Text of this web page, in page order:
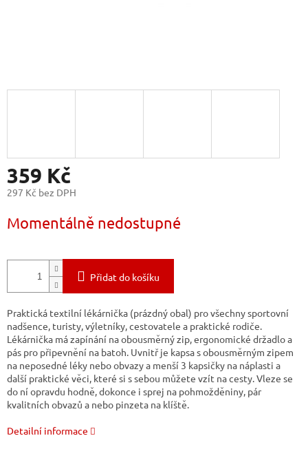
359 Kč
297 Kč bez DPH
cena:
Momentálně nedostupné
Přidat do košíku
Praktická textilní lékárnička (prázdný obal) pro všechny sportovní
nadšence, turisty, výletníky, cestovatele a praktické rodiče.
Lékárnička má zapínání na obousměrný zip, ergonomické držadlo a
pás pro připevnění na batoh. Uvnitř je kapsa s obousměrným zipem
na neposedné léky nebo obvazy a menší 3 kapsičky na náplasti a
další praktické věci, které si s sebou můžete vzít na cesty. Vleze se
do ní opravdu hodně, dokonce i sprej na pohmožděniny, pár
kvalitních obvazů a nebo pinzeta na klíště.
Detailní informace